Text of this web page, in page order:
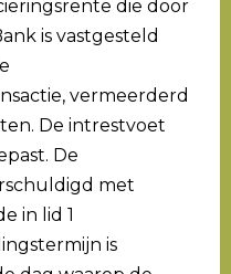
die door
is vastgesteld
vermeerderd
De intrestvoet
De
met
in lid 1
is